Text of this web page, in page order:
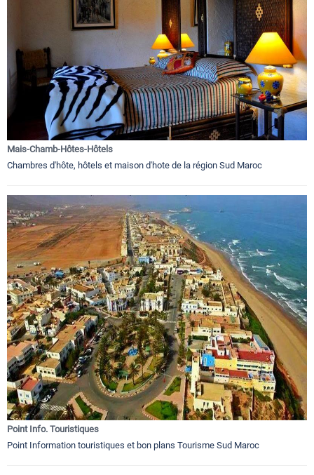
Mais-Chamb-Hôtes-Hôtels
Chambres d'hôte, hôtels et maison d'hote de la région Sud Maroc
Point Info. Touristiques
Point Information touristiques et bon plans Tourisme Sud Maroc